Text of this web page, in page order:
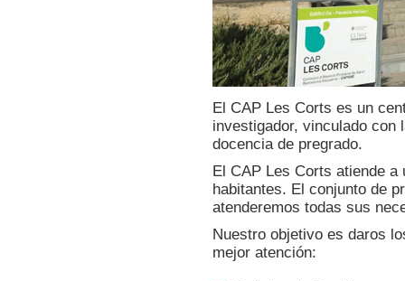
El CAP Les Corts es un
investigador, vinculado con
docencia de pregrado.
El CAP Les Corts atiende a
habitantes. El conjunto de
atenderemos todas sus
Nuestro objetivo es daros
mejor atención: